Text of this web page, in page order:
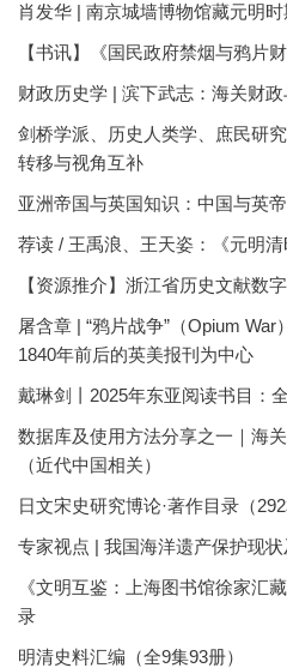
肖发华 | 南京城墙博物馆藏元明
【书讯】《国民政府禁烟与鸦片
财政历史学 | 滨下武志：海关财
剑桥学派、历史人类学、庶民研
转移与视角互补
亚洲帝国与英国知识：中国与英
荐读 / 王禹浪、王天姿：《元明清
【资源推介】浙江省历史文献数
屠含章 | “鸦片战争”（Opium
1840年前后的英美报刊为中心
戴琳剑丨2025年东亚阅读书目：
数据库及使用方法分享之一｜海
（近代中国相关）
日文宋史研究博论·著作目录（292
专家视点 | 我国海洋遗产保护现
《文明互鉴：上海图书馆徐家汇
录
明清史料汇编（全9集93册）